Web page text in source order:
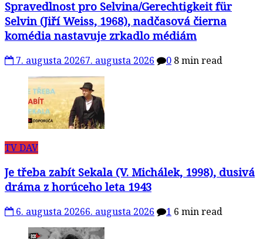
Spravedlnost pro Selvina/Gerechtigkeit für
Selvin (Jiří Weiss, 1968), nadčasová čierna
komédia nastavuje zrkadlo médiám
7. augusta 20267. augusta 2026 0 8 min read
TV DAV
Je třeba zabít Sekala (V. Michálek, 1998), dusivá
dráma z horúceho leta 1943
6. augusta 20266. augusta 2026 1 6 min read